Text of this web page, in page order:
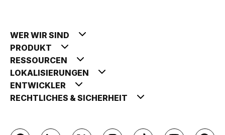
WER WIR SIND
PRODUKT
RESSOURCEN
LOKALISIERUNGEN
ENTWICKLER
RECHTLICHES & SICHERHEIT